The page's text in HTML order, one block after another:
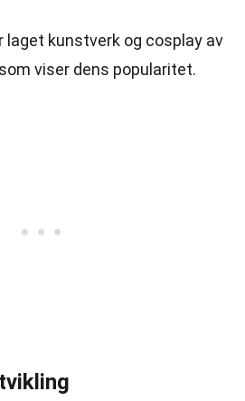
laget kunstverk og cosplay av
viser dens popularitet.